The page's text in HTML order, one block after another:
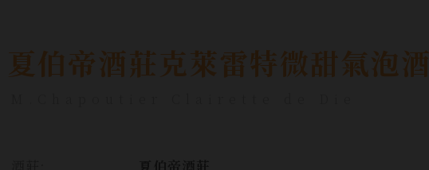
夏伯帝酒莊克萊雷特微甜氣泡酒